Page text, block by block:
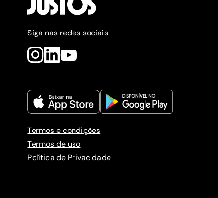
Siga nas redes sociais
Termos e condições
Termos de uso
Política de Privacidade